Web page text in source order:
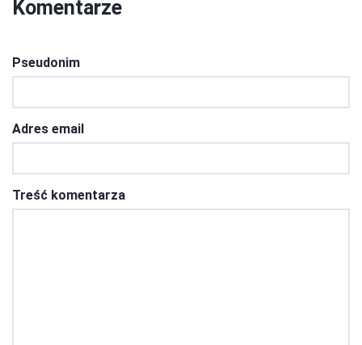
Komentarze
Pseudonim
Adres email
Treść komentarza